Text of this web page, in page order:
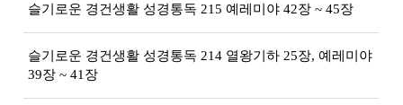
슬기로운 경건생활 성경통독 215 예레미야 42장 ~ 45장
슬기로운 경건생활 성경통독 214 열왕기하 25장, 예레미야
39장 ~ 41장